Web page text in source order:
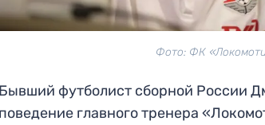
Фото: ФК
Бывший футболист сборной России
поведение главного тренера